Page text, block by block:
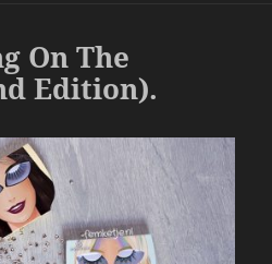
On The
Edition).